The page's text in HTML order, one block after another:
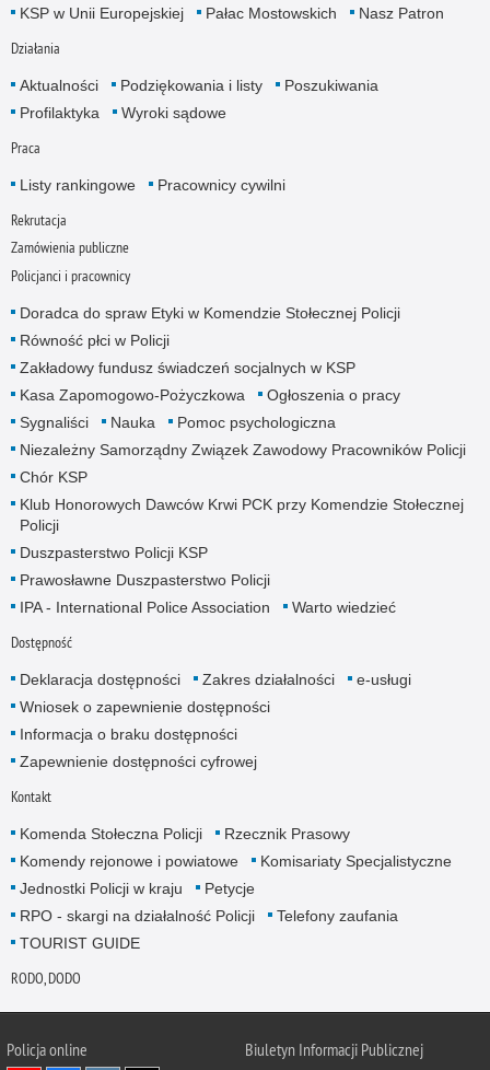
KSP w Unii Europejskiej
Pałac Mostowskich Nasz Patron
Działania
Aktualności Podziękowania i listy
Poszukiwania
Profilaktyka
Wyroki sądowe
Praca
Listy rankingowe Pracownicy cywilni
Rekrutacja
Zamówienia publiczne
Policjanci i pracownicy
Doradca do spraw Etyki w Komendzie Stołecznej Policji
Równość płci w Policji
Zakładowy fundusz świadczeń socjalnych w KSP
Kasa Zapomogowo-Pożyczkowa
Ogłoszenia o pracy
Sygnaliści
Nauka
Pomoc psychologiczna
Niezależny Samorządny Związek Zawodowy Pracowników Policji
Chór KSP
Klub Honorowych Dawców Krwi PCK przy Komendzie Stołecznej
Policji
Duszpasterstwo Policji KSP
Prawosławne Duszpasterstwo Policji
IPA - International Police Association
Warto wiedzieć
Dostępność
Deklaracja dostępności Zakres działalności
e-usługi
Wniosek o zapewnienie dostępności
Informacja o braku dostępności
Zapewnienie dostępności cyfrowej
Kontakt
Komenda Stołeczna Policji
Rzecznik Prasowy
Komendy rejonowe i powiatowe
Komisariaty Specjalistyczne
Jednostki Policji w kraju
Petycje
RPO - skargi na działalność Policji
Telefony zaufania
TOURIST GUIDE
RODO, DODO
Policja online Biuletyn Informacji Publicznej